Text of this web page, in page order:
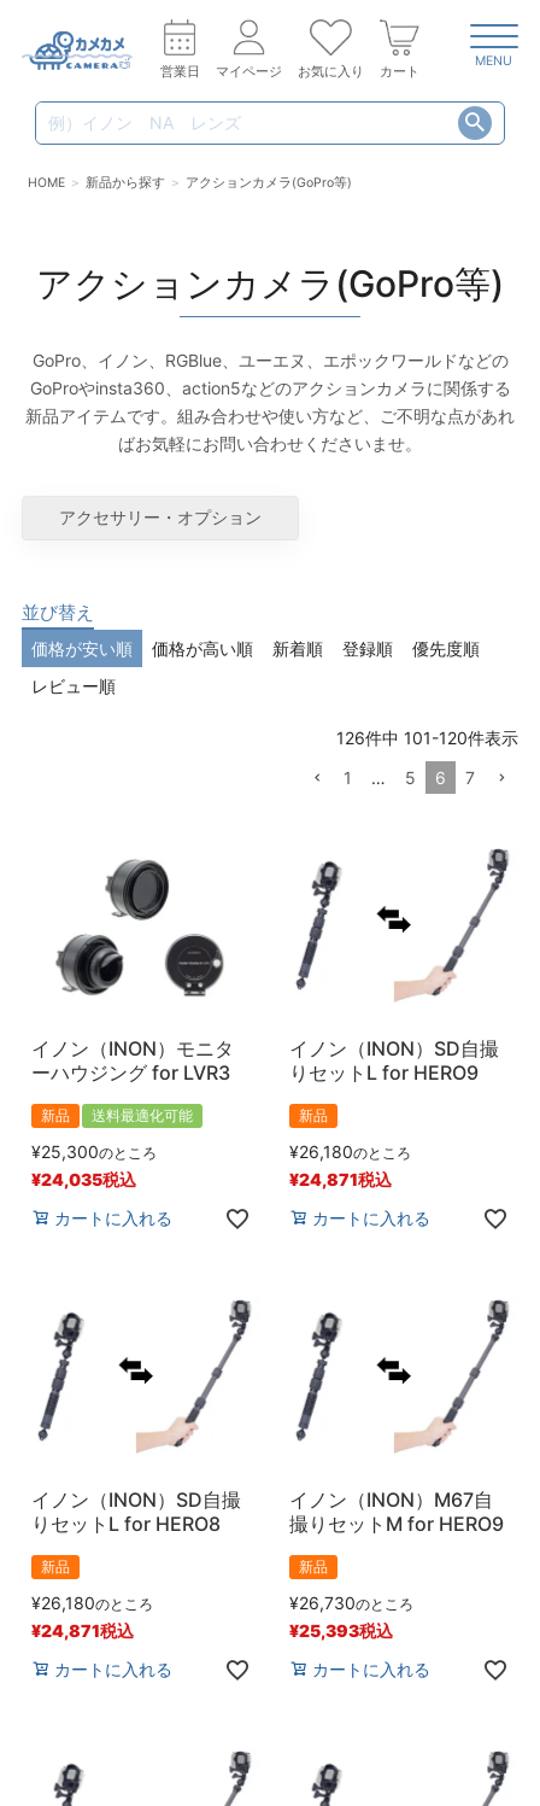
営業日 マイページ お気に入り カート
MENU
HOME 新品から探す アクションカメラ(GoPro等)
アクションカメラ(GoPro等)
GoPro、イノン、RGBlue、ユーエヌ、エポックワールドなどの
GoProやinsta360、action5などのアクションカメラに関係する
新品アイテムです。組み合わせや使い方など、ご不明な点があれ
ばお気軽にお問い合わせくださいませ。
アクセサリー・オプション
並び替え
価格が安い順 価格が高い順 新着順 登録順
優先度順
レビュー順
126件中 101-120件表示
1
… 5 6 7
イノン（INON）モニタ
ーハウジング for LVR3
新品 送料最適化可能
¥25,300のところ
¥24,035税込
カートに入れる
イノン（INON）SD自撮
りセットL for HERO9
新品
¥26,180のところ
¥24,871税込
カートに入れる
イノン（INON）SD自撮
りセットL for HERO8
新品
¥26,180のところ
¥24,871税込
カートに入れる
イノン（INON）M67自
撮りセットM for HERO9
新品
¥26,730のところ
¥25,393税込
カートに入れる